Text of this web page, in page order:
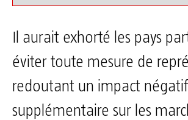
Il aurait exhorté les pays
éviter toute mesure de
redoutant un impact négatif
supplémentaire sur les